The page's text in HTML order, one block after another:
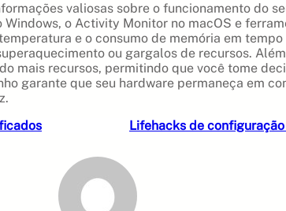
valiosas sobre o funcionamento do
o Activity Monitor no macOS e
e o consumo de memória em
ou gargalos de recursos.
mais recursos, permitindo que você tome
garante que seu hardware permaneça em
Lifehacks de